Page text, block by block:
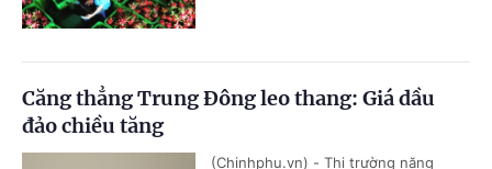
Căng thẳng Trung Đông leo thang: Giá dầu
đảo chiều tăng
(Chinhphu.vn) - Thị trường năng